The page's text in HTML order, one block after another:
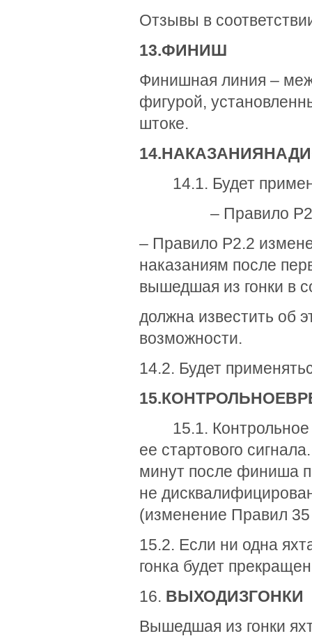
Отзывы в
13.ФИНИШ
Финишная линия –
фигурой,
штоке.
14.НАКАЗАНИЯНА
14.1. Будет
– Правило Р2.3
– Правило Р2.2
наказаниям после
вышедшая из гонки в
должна известить об
возможности.
14.2. Будет
15.КОНТРОЛЬНОЕВР
15.1. Контрольное
ее стартового
минут после финиша
не
(изменение Правил
15.2. Если ни одна
гонка будет
16. ВЫХОДИЗГОНКИ
Вышедшая из гонки